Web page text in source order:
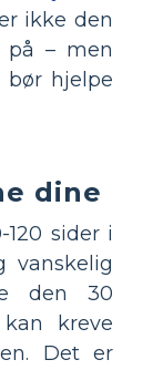
ikke den
– men
bør hjelpe
dine
sider i
vanskelig
den 30
kreve
Det er